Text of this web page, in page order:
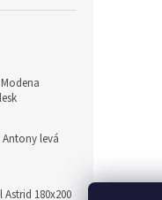
levá
180x200